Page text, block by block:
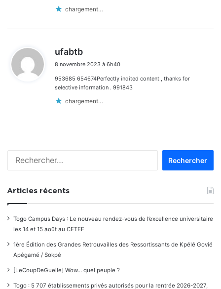
chargement…
ufabtb
t
:
8 novembre 2023 à 6h40
953685 654674Perfectly indited content , thanks for
selective information . 991843
chargement…
Articles récents
Togo Campus Days : Le nouveau rendez-vous de l’excellence universitaire
les 14 et 15 août au CETEF
1ère Édition des Grandes Retrouvailles des Ressortissants de Kpélé Govié
Apégamé / Sokpé
[LeCoupDeGuelle] Wow… quel peuple ?
Togo : 5 707 établissements privés autorisés pour la rentrée 2026-2027,